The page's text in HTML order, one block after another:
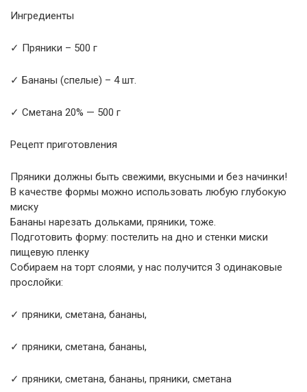
Ингредиенты
✓ Пряники – 500 г
✓ Бананы (спелые) – 4 шт.
✓ Сметана 20% — 500 г
Рецепт приготовления
Пряники должны быть свежими, вкусными и без начинки!
В качестве формы можно использовать любую глубокую
миску
Бананы нарезать дольками, пряники, тоже.
Подготовить форму: постелить на дно и стенки миски
пищевую пленку
Собираем на торт слоями, у нас получится 3 одинаковые
прослойки:
✓ пряники, сметана, бананы,
✓ пряники, сметана, бананы,
✓ пряники, сметана, бананы, пряники, сметана